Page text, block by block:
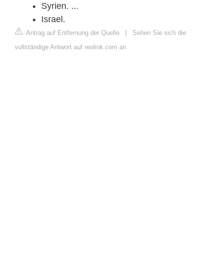
Syrien. ...
Israel.
Antrag auf Entfernung der Quelle | Sehen Sie sich die
vollständige Antwort auf reolink.com an